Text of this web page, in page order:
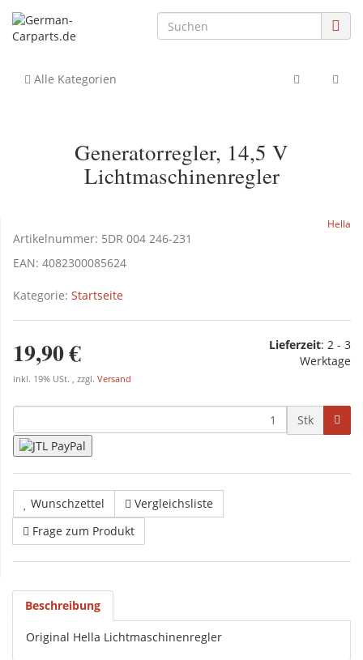
Alle Kategorien
Generatorregler, 14,5 V
Lichtmaschinenregler
Hella
Artikelnummer: 5DR 004 246-231
EAN: 4082300085624
Kategorie: Startseite
19,90 €
inkl. 19% USt. , zzgl. Versand
Lieferzeit: 2 - 3
Werktage
Stk
Wunschzettel
Vergleichsliste
Frage zum Produkt
Beschreibung
Original Hella Lichtmaschinenregler